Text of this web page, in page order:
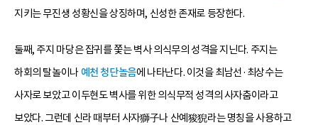
지키는 무진생 성황신을 상징하며, 신성한 존재로 등장한다.
둘째, 주지 마당은 잡귀를 쫓는 벽사 의식무의 성격을 지닌다. 주지는
하회의 탈놀이나예천 청단놀음에 나타난다. 이것을 최남선·최상수는
사자로 보았고 이두현도 벽사를 위한 의식무적 성격의 사자춤이라고
보았다. 그런데 신라 때부터 사자獅子나 산예狻猊라는 명칭을 사용하고